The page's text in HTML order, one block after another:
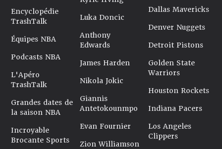
Encyclopédie
TrashTalk
Équipes NBA
Podcasts NBA
L'Apéro
TrashTalk
Grandes dates de
la saison NBA
Incroyable
Brocante Sports
Luka Doncic
Anthony
Edwards
James Harden
Nikola Jokic
Giannis
Antetokounmpo
Evan Fournier
Zion Williamson
Dallas Mavericks
Denver Nuggets
Detroit Pistons
Golden State
Warriors
Houston Rockets
Indiana Pacers
Los Angeles
Clippers